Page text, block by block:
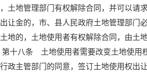
土地管理部门有权解除合同，并可
让金的，市、县人民政府土地管理部门
地的，土地使用者有权解除合同，由土
八条 土地使用者需要改变土地使用权
政主管部门的同意，签订土地使用权出